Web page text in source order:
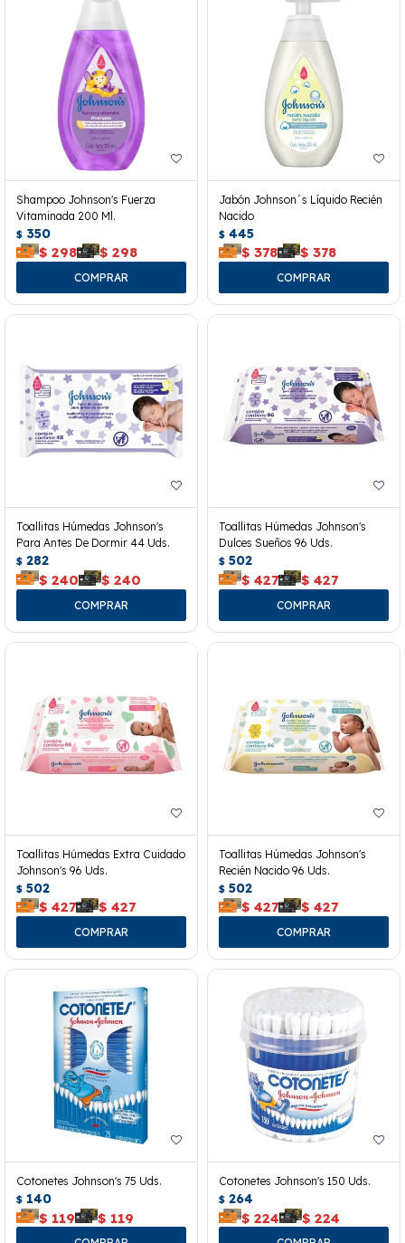
Shampoo Johnson's Fuerza
Vitaminada 200 Ml.
$ 350
$ 298 $ 298
Jabón Johnson´s Líquido Recién
Nacido
$ 445
$ 378 $ 378
Toallitas Húmedas Johnson's
Para Antes De Dormir 44 Uds.
$ 282
$ 240 $ 240
Toallitas Húmedas Johnson's
Dulces Sueños 96 Uds.
$ 502
$ 427 $ 427
Toallitas Húmedas Extra Cuidado
Johnson's 96 Uds.
$ 502
$ 427 $ 427
Toallitas Húmedas Johnson's
Recién Nacido 96 Uds.
$ 502
$ 427 $ 427
Cotonetes Johnson's 75 Uds.
$ 140
$ 119 $ 119
Cotonetes Johnson's 150 Uds.
$ 264
$ 224 $ 224